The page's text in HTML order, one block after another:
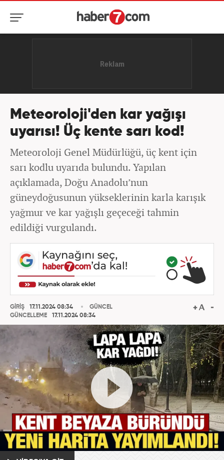
Meteoroloji'den kar yağışı
uyarısı! Üç kente sarı kod!
Meteoroloji Genel Müdürlüğü, üç kent için
sarı kodlu uyarıda bulundu. Yapılan
açıklamada, Doğu Anadolu’nun
güneydoğusunun yükseklerinin karla karışık
yağmur ve kar yağışlı geçeceği tahmin
edildiği vurgulandı.
GİRİŞ
17.11.2024 08:34
GÜNCELLEME
17.11.2024 08:34
GÜNCEL